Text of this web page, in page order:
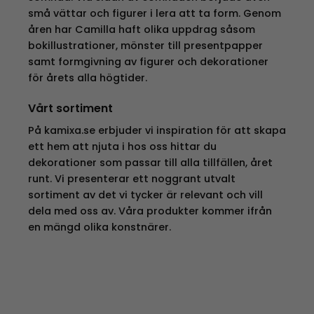
små vättar och figurer i lera att ta form. Genom
åren har Camilla haft olika uppdrag såsom
bokillustrationer, mönster till presentpapper
samt formgivning av figurer och dekorationer
för årets alla högtider.
Vårt sortiment
På kamixa.se erbjuder vi inspiration för att skapa
ett hem att njuta i hos oss hittar du
dekorationer som passar till alla tillfällen, året
runt. Vi presenterar ett noggrant utvalt
sortiment av det vi tycker är relevant och vill
dela med oss av. Våra produkter kommer ifrån
en mängd olika konstnärer.